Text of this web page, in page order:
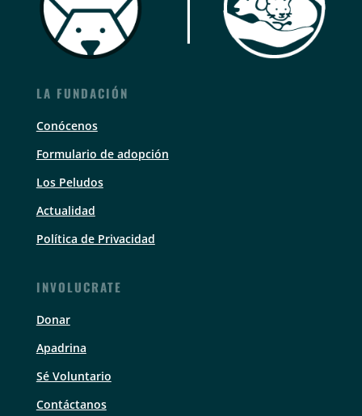
LA FUNDACIÓN
Conócenos
Formulario de adopción
Los Peludos
Actualidad
Política de Privacidad
INVOLUCRATE
Donar
Apadrina
Sé Voluntario
Contáctanos